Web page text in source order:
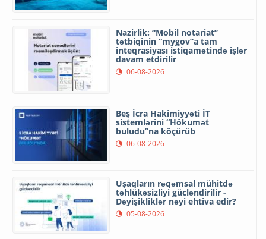
Nazirlik: “Mobil notariat”
tətbiqinin “mygov”a tam
inteqrasiyası istiqamətində işlər
davam etdirilir
06-08-2026
Beş İcra Hakimiyyəti İT
sistemlərini “Hökumət
buludu”na köçürüb
06-08-2026
Uşaqların rəqəmsal mühitdə
təhlükəsizliyi gücləndirilir -
Dəyişikliklər nəyi ehtiva edir?
05-08-2026